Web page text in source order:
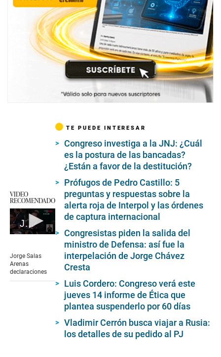
VIDEO
RECOMENDADO
Jorge Salas Arenas declaraciones
of
1
minute,
Jorge Salas
Arenas
declaraciones
TE PUEDE INTERESAR
Congreso investiga a la JNJ: ¿Cuál
es la postura de las bancadas?
¿Están a favor de la destitución?
Prófugos de Pedro Castillo: 5
preguntas y respuestas sobre la
alerta roja de Interpol y las órdenes
de captura internacional
Congresistas piden la salida del
ministro de Defensa: así fue la
interpelación de Jorge Chávez
Cresta
Luis Cordero: Congreso verá este
jueves 14 informe de Ética que
plantea suspenderlo por 60 días
Vladimir Cerrón busca viajar a Rusia:
los detalles de su pedido al PJ